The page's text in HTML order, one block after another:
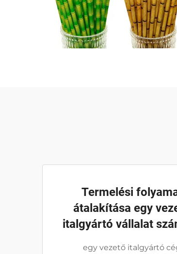
Termelési
átalakítása egy
italgyártó vállalat
egy vezető italgyártó